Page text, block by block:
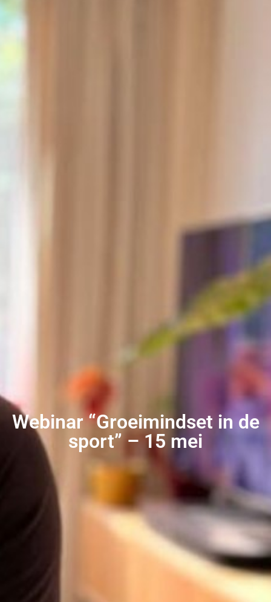
Webinar “Groeimindset in de
sport” – 15 mei